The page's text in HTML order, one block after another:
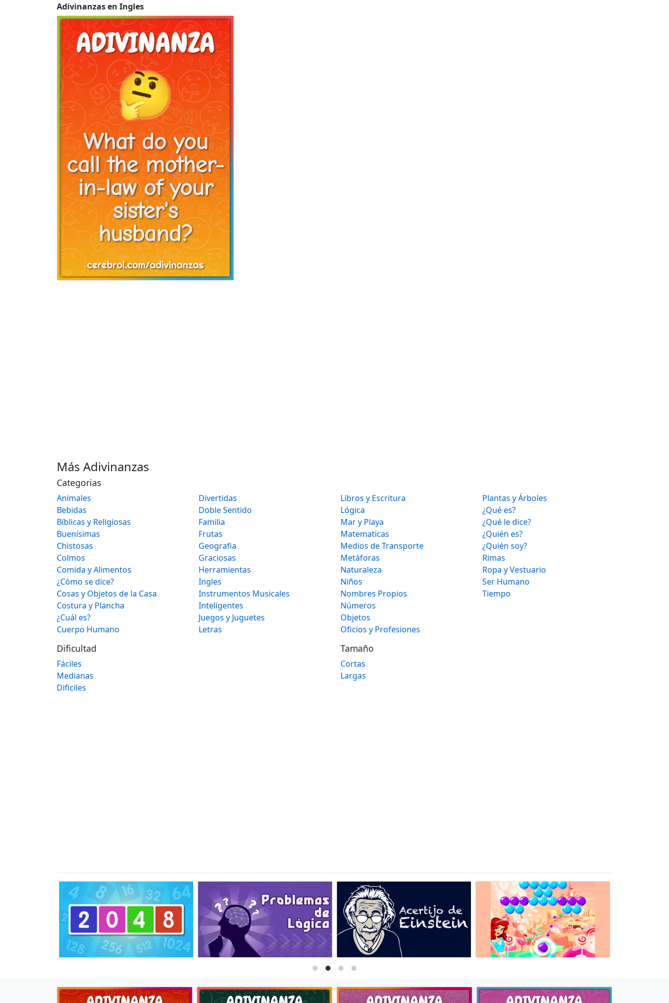
Adivinanzas en Ingles
Más Adivinanzas
Categorias
Animales
Bebidas
Bíblicas y Religiosas
Buenísimas
Chistosas
Colmos
Comida y Alimentos
¿Cómo se dice?
Cosas y Objetos de la Casa
Costura y Plancha
¿Cuál es?
Cuerpo Humano
Divertidas
Doble Sentido
Familia
Frutas
Geografia
Graciosas
Herramientas
Ingles
Instrumentos Musicales
Inteligentes
Juegos y Juguetes
Letras
Libros y Escritura
Lógica
Mar y Playa
Matematicas
Medios de Transporte
Metáforas
Naturaleza
Niños
Nombres Propios
Números
Objetos
Oficios y Profesiones
Plantas y Árboles
¿Qué es?
¿Qué le dice?
¿Quién es?
¿Quién soy?
Rimas
Ropa y Vestuario
Ser Humano
Tiempo
Dificultad
Fáciles
Medianas
Dificiles
Tamaño
Cortas
Largas